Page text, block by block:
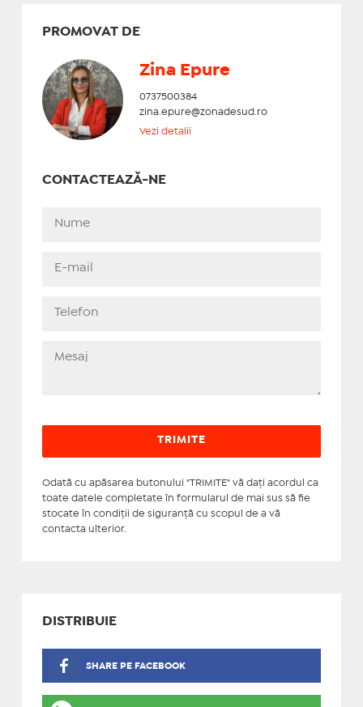
PROMOVAT DE
Zina Epure
0737500384
zina.epure@zonadesud.ro
Vezi detalii
CONTACTEAZĂ-NE
Odată cu apăsarea butonului "TRIMITE" vă daţi acordul ca
toate datele completate în formularul de mai sus să fie
stocate în condiţii de siguranţă cu scopul de a vă
contacta ulterior.
DISTRIBUIE
SHARE PE FACEBOOK